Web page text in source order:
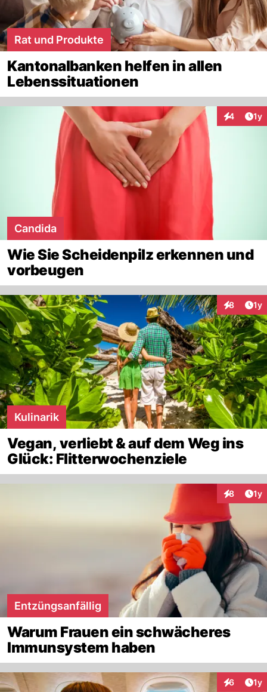
Rat und Produkte
Kantonalbanken helfen in allen
Lebenssituationen
4 1y
Candida
Wie Sie Scheidenpilz erkennen und
vorbeugen
8 1y
Kulinarik
Vegan, verliebt & auf dem Weg ins
Glück: Flitterwochenziele
8 1y
Entzüngsanfällig
Warum Frauen ein schwächeres
Immunsystem haben
6 1y